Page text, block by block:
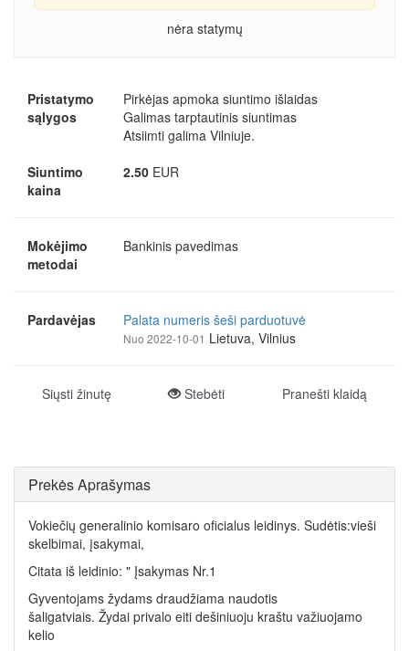
nėra statymų
Pristatymo
sąlygos
Pirkėjas apmoka siuntimo išlaidas
Galimas tarptautinis siuntimas
Atsiimti galima Vilniuje.
Siuntimo
kaina
2.50EUR
Mokėjimo
metodai
Bankinis pavedimas
Pardavėjas Palata numeris šeši parduotuvė
Nuo 2022-10-01 Lietuva, Vilnius
Siųsti žinutę Stebėti Pranešti klaidą
Prekės Aprašymas
Vokiečių generalinio komisaro oficialus leidinys. Sudėtis:vieši
skelbimai, įsakymai,
Citata iš leidinio: " Įsakymas Nr.1
Gyventojams žydams draudžiama naudotis
šaligatviais. Žydai privalo eiti dešiniuoju kraštu važiuojamo
kelio